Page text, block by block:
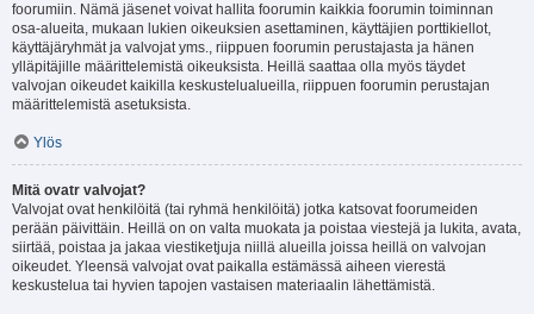
foorumiin. Nämä jäsenet voivat hallita foorumin kaikkia foorumin toiminnan
osa-alueita, mukaan lukien oikeuksien asettaminen, käyttäjien porttikiellot,
käyttäjäryhmät ja valvojat yms., riippuen foorumin perustajasta ja hänen
ylläpitäjille määrittelemistä oikeuksista. Heillä saattaa olla myös täydet
valvojan oikeudet kaikilla keskustelualueilla, riippuen foorumin perustajan
määrittelemistä asetuksista.
Ylös
Mitä ovatr valvojat?
Valvojat ovat henkilöitä (tai ryhmä henkilöitä) jotka katsovat foorumeiden
perään päivittäin. Heillä on on valta muokata ja poistaa viestejä ja lukita, avata,
siirtää, poistaa ja jakaa viestiketjuja niillä alueilla joissa heillä on valvojan
oikeudet. Yleensä valvojat ovat paikalla estämässä aiheen vierestä
keskustelua tai hyvien tapojen vastaisen materiaalin lähettämistä.